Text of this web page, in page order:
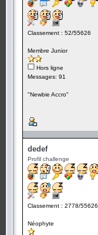
Classement : 52/55626
Membre Junior
Hors ligne
Messages: 91
"Newbie Accro"
dedef
Profil challenge
Classement : 2778/55626
Néophyte